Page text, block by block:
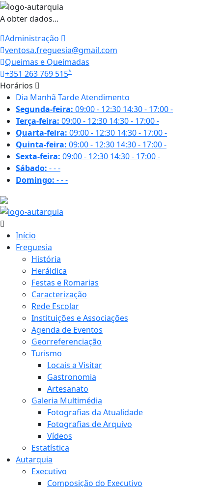
A obter dados...
Administração
ventosa.freguesia@gmail.com
Queimas e Queimadas
+351 263 769 515*
Horários
Dia Manhã TardeAtendimento
Segunda-feira: 09:00 - 12:30 14:30 - 17:00-
Terça-feira: 09:00 - 12:30 14:30 - 17:00-
Quarta-feira: 09:00 - 12:30 14:30 - 17:00-
Quinta-feira: 09:00 - 12:30 14:30 - 17:00-
Sexta-feira: 09:00 - 12:30 14:30 - 17:00-
Sábado: ---
Domingo: ---
Início
Freguesia
História
Heráldica
Festas e Romarias
Caracterização
Rede Escolar
Instituições e Associações
Agenda de Eventos
Georreferenciação
Turismo
Locais a Visitar
Gastronomia
Artesanato
Galeria Multimédia
Fotografias da Atualidade
Fotografias de Arquivo
Vídeos
Estatística
Autarquia
Executivo
Composição do Executivo